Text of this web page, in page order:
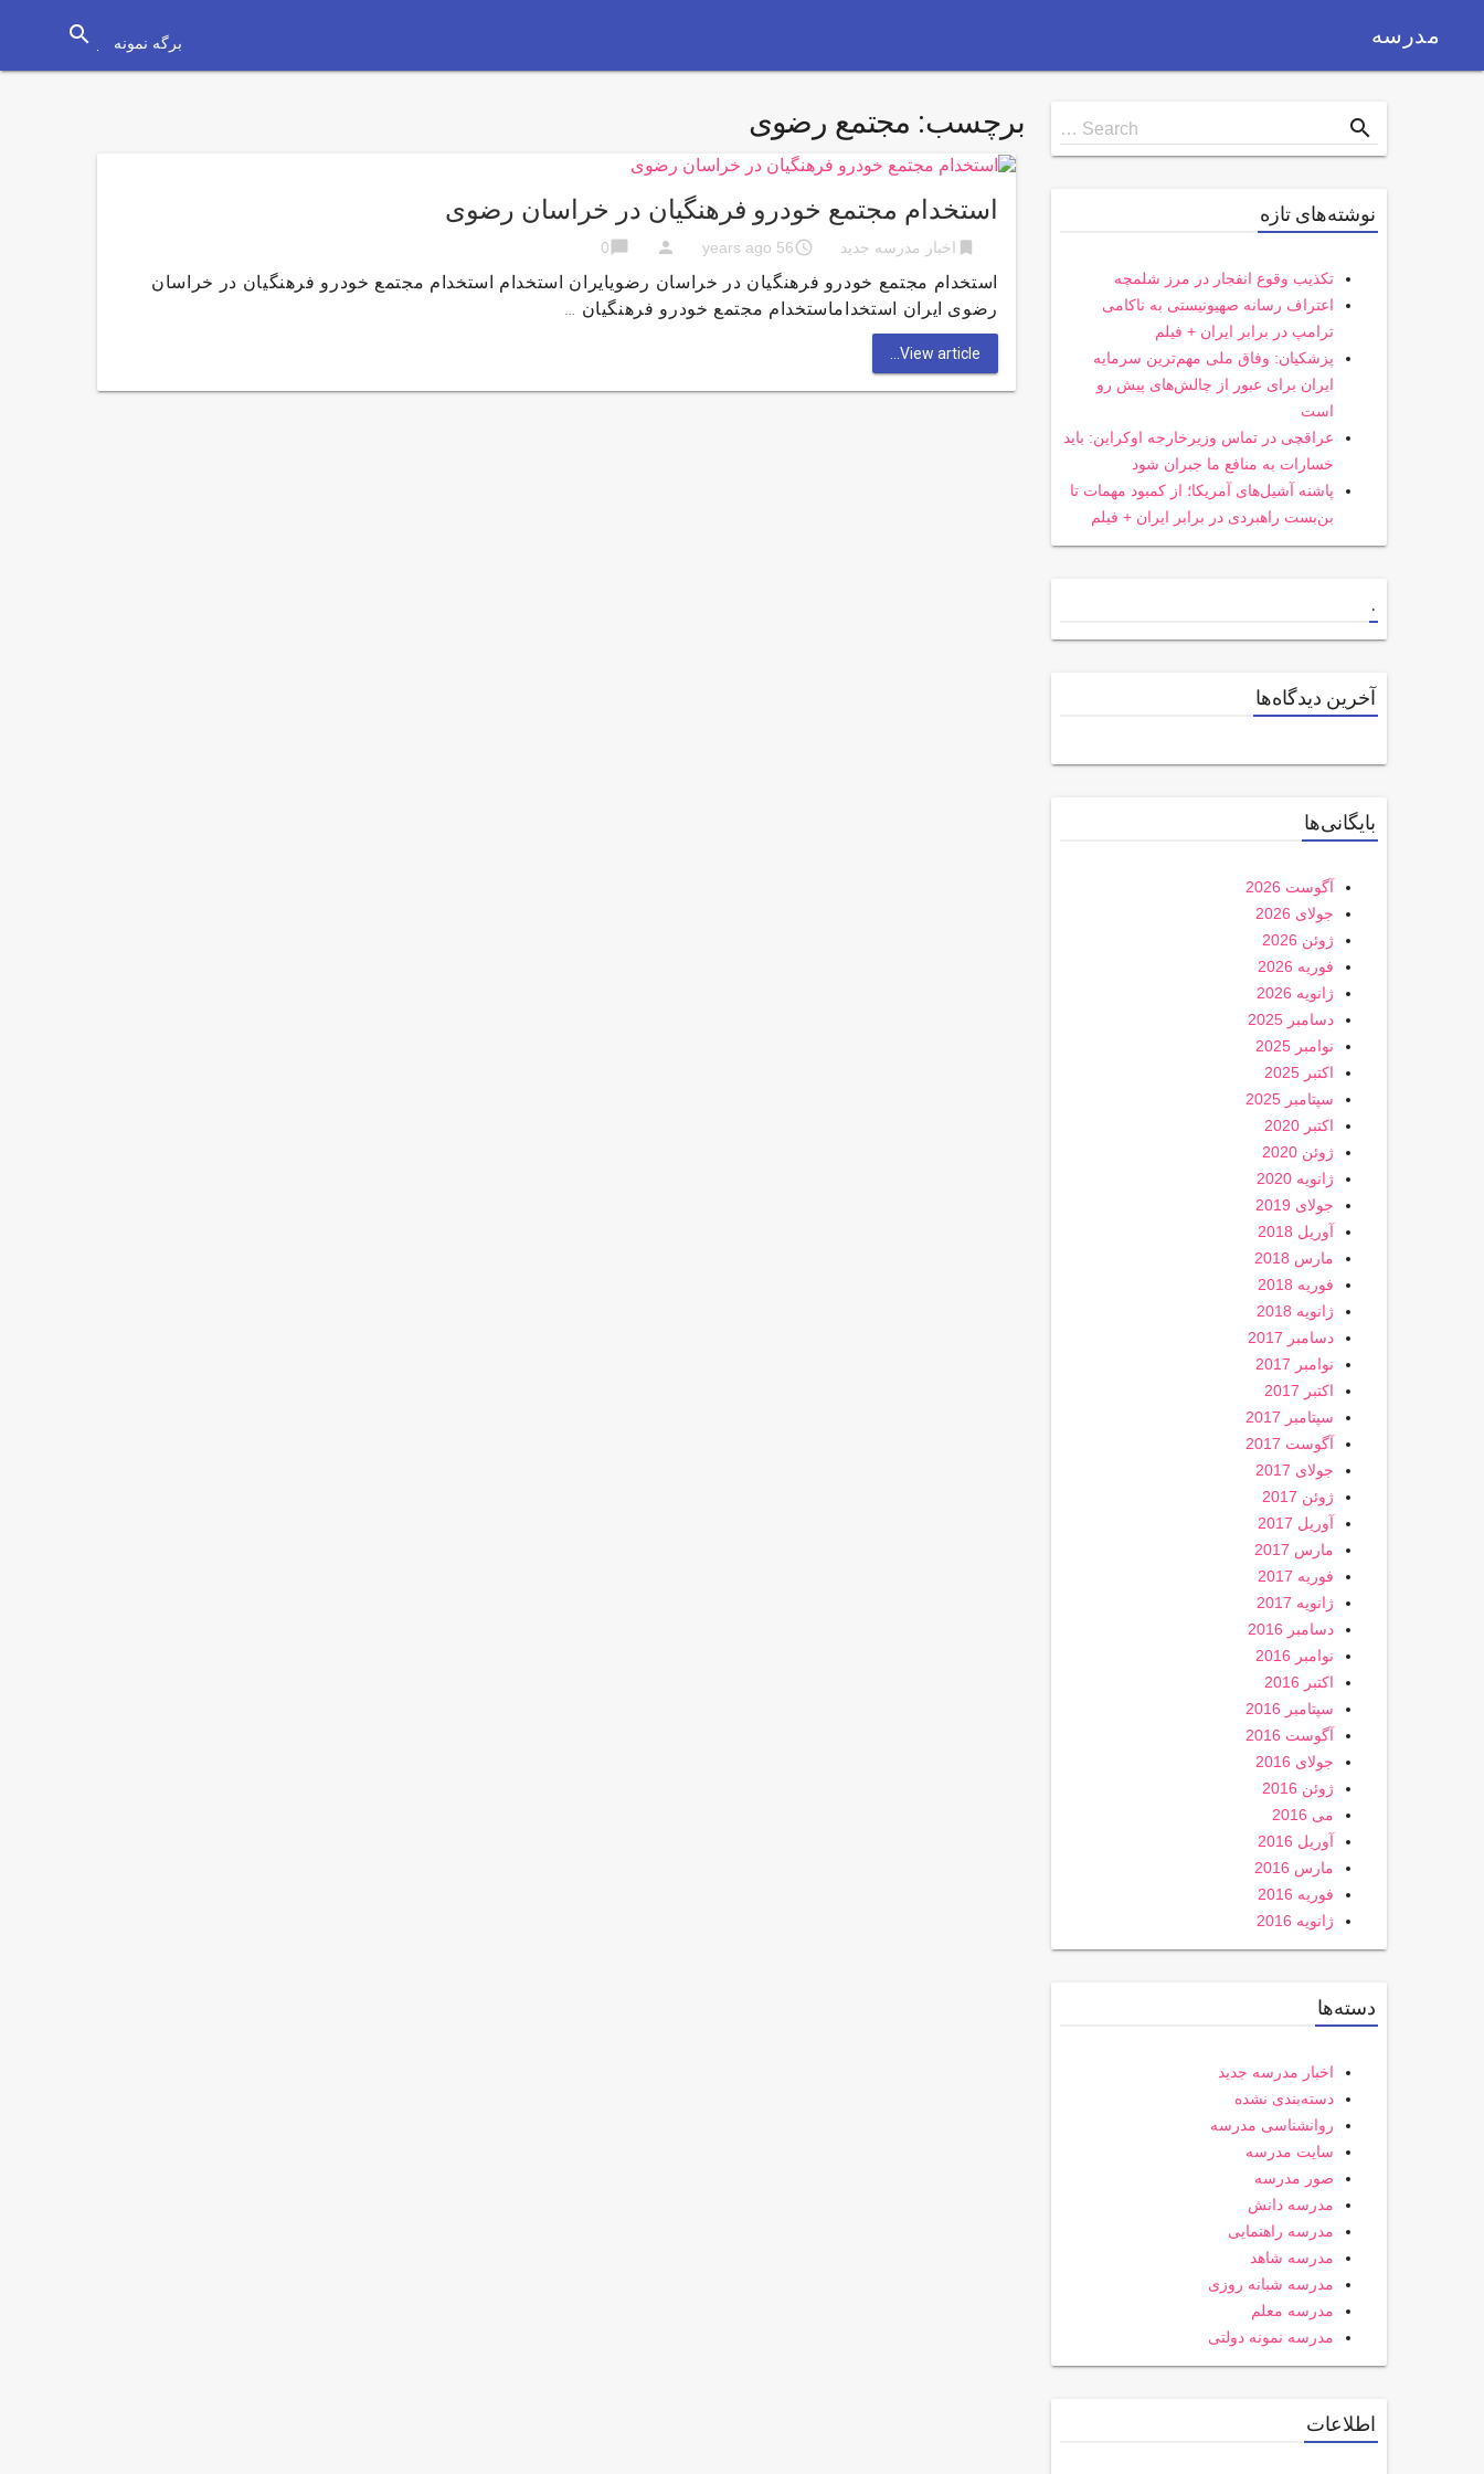
مدرسه برگه نمونه search
برچسب: مجتمع رضوی
استخدام مجتمع خودرو فرهنگیان در خراسان رضوی
bookmark اخبار مدرسه جدید access_time
56 years ago
person
chat_bubble
0
استخدام مجتمع خودرو فرهنگیان در خراسان رضویایران استخدام استخدام مجتمع خودرو فرهنگیان در خراسان
رضوی ایران استخداماستخدام مجتمع خودرو فرهنگیان …
View article...
Search
for
Search … search
نوشته‌های تازه
تکذیب وقوع انفجار در مرز شلمچه
اعتراف رسانه صهیونیستی به ناکامی
ترامپ در برابر ایران + فیلم
پزشکیان: وفاق ملی مهم‌ترین سرمایه
ایران برای عبور از چالش‌های پیش رو
است
عراقچی در تماس وزیرخارجه اوکراین: باید
خسارات به منافع ما جبران شود
پاشنه آشیل‌های آمریکا؛ از کمبود مهمات تا
بن‌بست راهبردی در برابر ایران + فیلم
.
آخرین دیدگاه‌ها
بایگانی‌ها
آگوست 2026
جولای 2026
ژوئن 2026
فوریه 2026
ژانویه 2026
دسامبر 2025
نوامبر 2025
اکتبر 2025
سپتامبر 2025
اکتبر 2020
ژوئن 2020
ژانویه 2020
جولای 2019
آوریل 2018
مارس 2018
فوریه 2018
ژانویه 2018
دسامبر 2017
نوامبر 2017
اکتبر 2017
سپتامبر 2017
آگوست 2017
جولای 2017
ژوئن 2017
آوریل 2017
مارس 2017
فوریه 2017
ژانویه 2017
دسامبر 2016
نوامبر 2016
اکتبر 2016
سپتامبر 2016
آگوست 2016
جولای 2016
ژوئن 2016
می 2016
آوریل 2016
مارس 2016
فوریه 2016
ژانویه 2016
دسته‌ها
اخبار مدرسه جدید
دسته‌بندی نشده
روانشناسی مدرسه
سایت مدرسه
صور مدرسه
مدرسه دانش
مدرسه راهنمایی
مدرسه شاهد
مدرسه شبانه روزی
مدرسه معلم
مدرسه نمونه دولتی
اطلاعات